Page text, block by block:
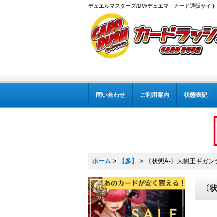
デュエルマスターズ/DM/デュエマ カード通販サイト
問い合わせ ご利用案内 状態表記
ホーム > 【多】 > 〔状態A-〕大樹王ギガ
〔